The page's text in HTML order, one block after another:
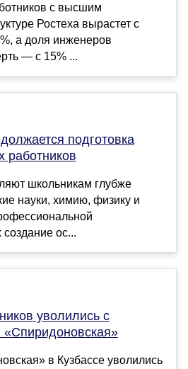
с высшим
Ростеха вырастет с
а доля инженеров
— с 15% ...
подготовка
работников
школьникам глубже
науки, химию, физику и
ос...
уволились с
«Спиридоновская»
в Кузбассе уволились